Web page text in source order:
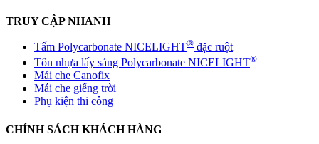
TRUY CẬP NHANH
Tấm Polycarbonate NICELIGHT® đặc ruột
Tôn nhựa lấy sáng Polycarbonate NICELIGHT®
Mái che Canofix
Mái che giếng trời
Phụ kiện thi công
CHÍNH SÁCH KHÁCH HÀNG